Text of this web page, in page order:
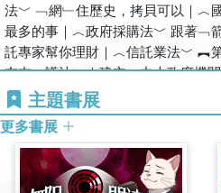
即將接手的經營者接續施政的參考
司的所有股東，謀取最大的利益。
感受良多，終結一句話，能有幸與
在是一件足以回味一輩子的事。 最
理想併肩打拚過的夥伴們，再次道
起打過。謝謝大家！
於飛安、農業政策、衛星計畫、九
我能監督政府做什麼
如果我是從政人員：我需要簡明、
如果我是公職人員：我必須檢索各
如果我是民間企業：我掌握了解各
如果我是職業婦女：我極想知道關
法﹀ ﹁網﹂住歷史，拷貝可以｜︿
最多的事｜︿政府採購法﹀ 跟著﹁
託專家幫你理財｜︿信託業法﹀ ︻
左右﹁護法﹂｜建立︿中央政府機
關總員額法﹀ 效率巴士，從﹁頭﹂
高速通關，精﹁省﹂吧｜完成精省
地方好夥伴｜地方政府的再造 台灣
︻第三章︼國防現代化 只要一把
一元化 三軍不要﹁養樂多﹂｜推動
主題書展
更多書展